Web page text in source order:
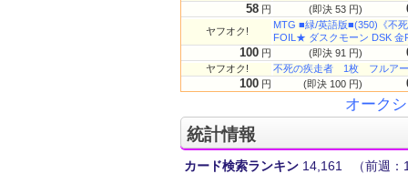
58 円 (即決 53 円)
ヤフオク!
MTG ■緑/英語版■(350)《不
FOIL★ ダスクモーン DSK 金
100 円 (即決 91 円)
ヤフオク! 不死の疾走者 1枚 フルア
100 円 (即決 100 円)
オーク
統計情報
カード検索ランキン 14,161
（前週